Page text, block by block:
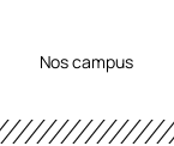
Nos campus